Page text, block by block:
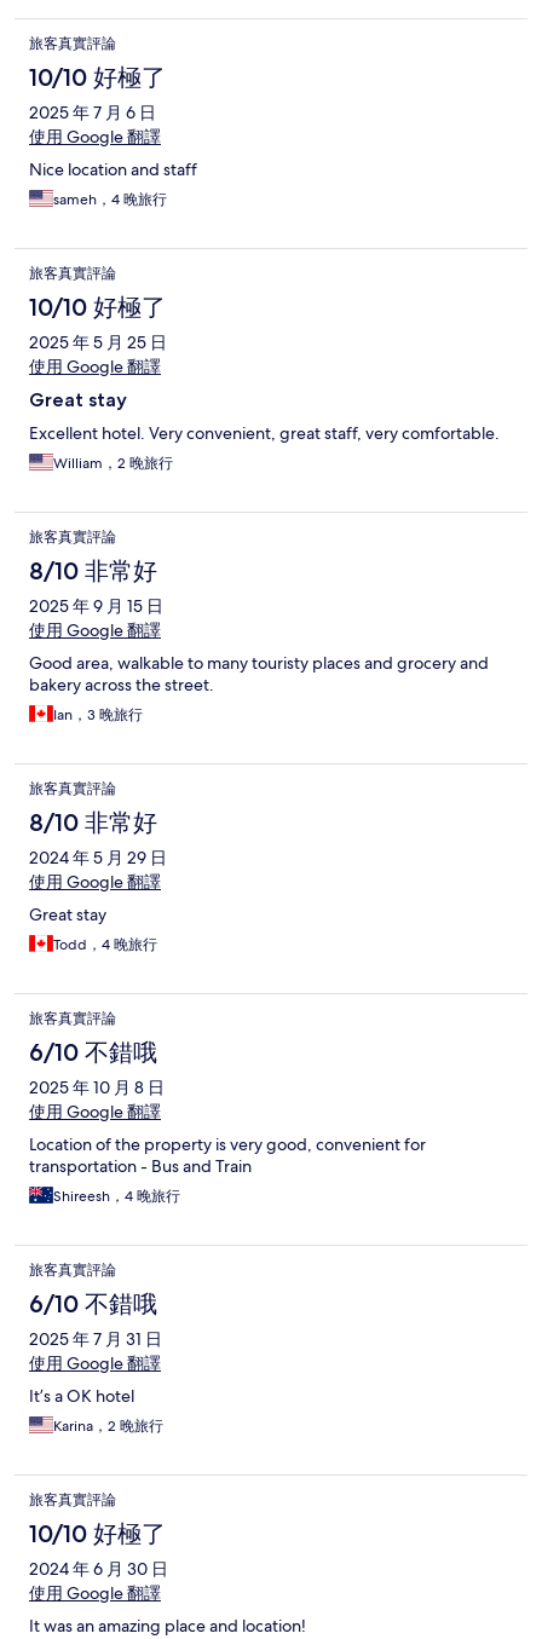
旅客真實評論
10/10 好極了
2025 年 7 月 6 日
使用 Google 翻譯
Nice location and staff
sameh，4 晚旅行
旅客真實評論
10/10 好極了
2025 年 5 月 25 日
使用 Google 翻譯
Great stay
Excellent hotel. Very convenient, great staff, very comfortable.
William，2 晚旅行
旅客真實評論
8/10 非常好
2025 年 9 月 15 日
使用 Google 翻譯
Good area, walkable to many touristy places and grocery and
bakery across the street.
Ian，3 晚旅行
旅客真實評論
8/10 非常好
2024 年 5 月 29 日
使用 Google 翻譯
Great stay
Todd，4 晚旅行
旅客真實評論
6/10 不錯哦
2025 年 10 月 8 日
使用 Google 翻譯
Location of the property is very good, convenient for
transportation - Bus and Train
Shireesh，4 晚旅行
旅客真實評論
6/10 不錯哦
2025 年 7 月 31 日
使用 Google 翻譯
It’s a OK hotel
Karina，2 晚旅行
旅客真實評論
10/10 好極了
2024 年 6 月 30 日
使用 Google 翻譯
It was an amazing place and location!